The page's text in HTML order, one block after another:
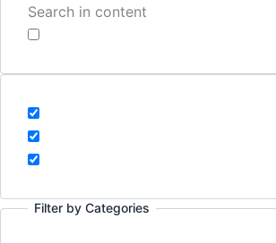
Search in content
Filter by Categories